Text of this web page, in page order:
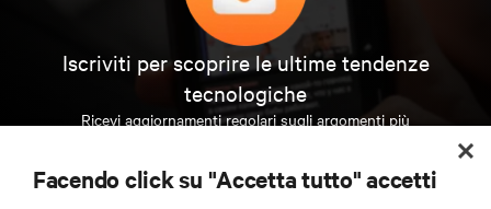
Iscriviti per scoprire le ultime tendenze
tecnologiche
Ricevi aggiornamenti regolari sugli argomenti più
data center e infrastrutture.
Facendo click su "Accetta tutto" accetti